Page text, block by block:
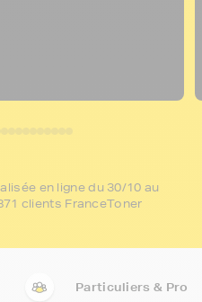
en ligne du 30/10 au
clients FranceToner
Particuliers & Pro